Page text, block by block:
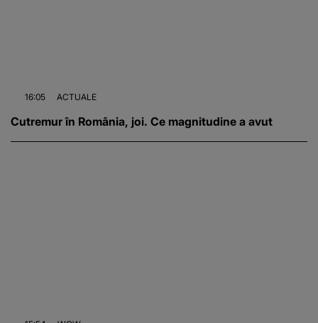
16:05 ACTUALE
Cutremur în România, joi. Ce magnitudine a avut